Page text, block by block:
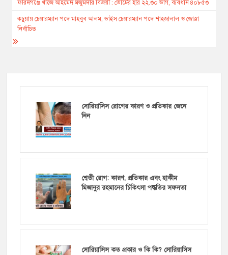
navigation
ফরিদগঞ্জে খাজে আহমেদ মজুমদার বিজয়ী : ভোটের হার ২২.৩০ ভাগ, ব্যবধান ৪০৮৫৩
কচুয়ায় চেয়ারম্যান পদে মাহবুব আলম, ভাইস চেয়ারম্যান পদে শাহজালাল ও জোস্না
নির্বাচিত
সোরিয়াসিস রোগের কারণ ও প্রতিকার জেনে
নিন
শ্বেতী রোগ: কারণ, প্রতিকার এবং হাকীম
মিজানুর রহমানের চিকিৎসা পদ্ধতির সফলতা
সোরিয়াসিস কত প্রকার ও কি কি? সোরিয়াসিস